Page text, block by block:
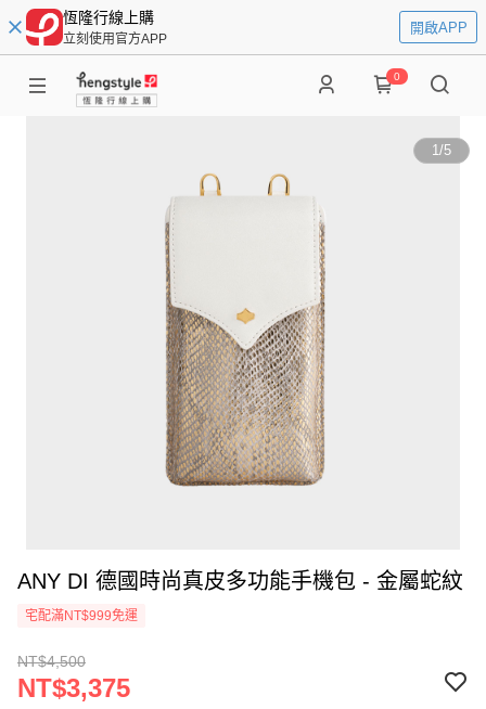
恆隆行線上購
立刻使用官方APP
開啟APP
0
1/5
ANY DI 德國時尚真皮多功能手機包 - 金屬蛇紋
宅配滿NT$999免運
NT$4,500
NT$3,375